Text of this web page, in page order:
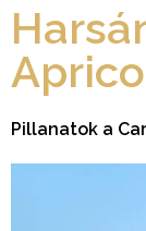
Pillanatok a